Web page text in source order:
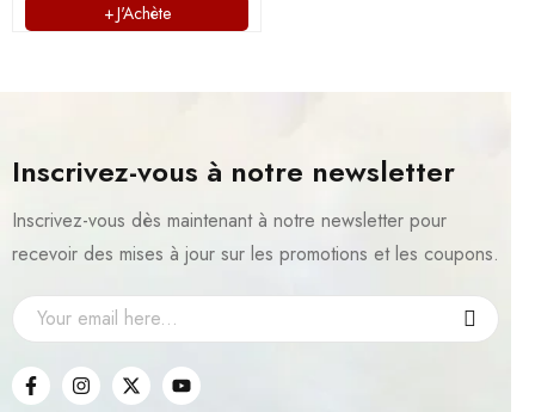
J'Achète
Inscrivez-vous à notre newsletter
Inscrivez-vous dès maintenant à notre newsletter pour
recevoir des mises à jour sur les promotions et les coupons.